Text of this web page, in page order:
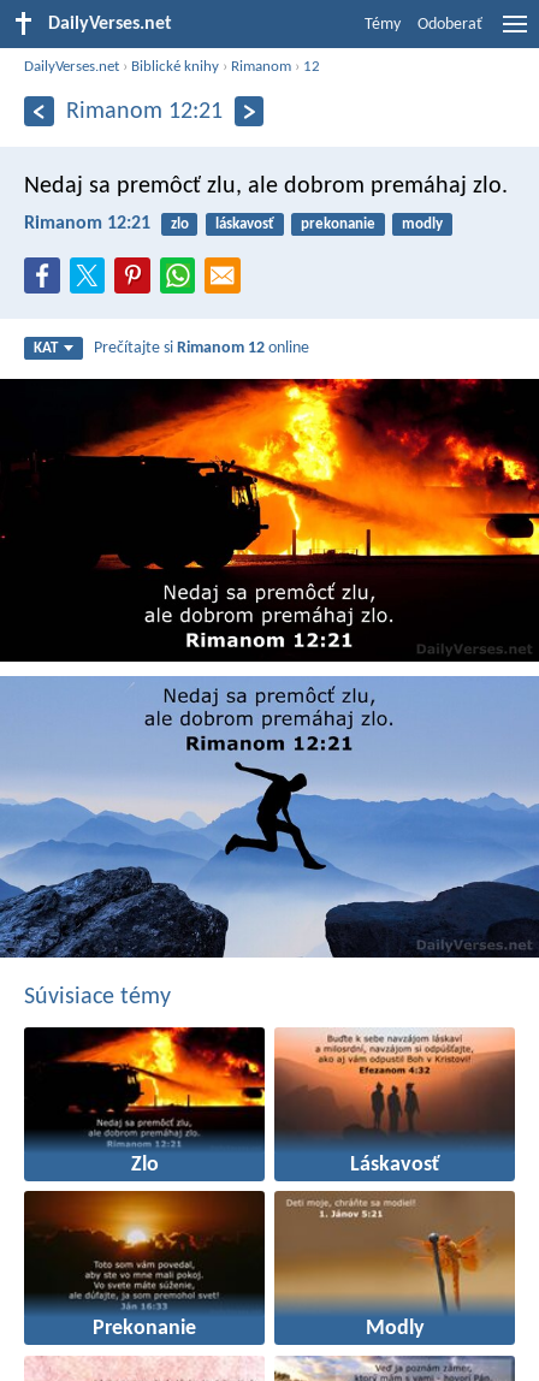
DailyVerses.net Témy Odoberať
DailyVerses.net › Biblické knihy › Rimanom › 12
Rimanom 12:21
Nedaj sa premôcť zlu, ale dobrom premáhaj zlo.
Rimanom 12:21 zlo láskavosť prekonanie modly
KAT Prečítajte siRimanom 12 online
Súvisiace témy
Zlo Láskavosť
Prekonanie Modly